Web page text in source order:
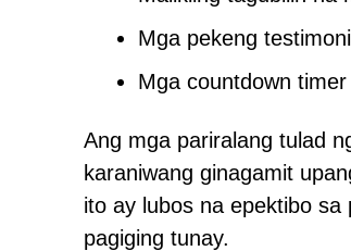
Mga pekeng
Mga countdown
Ang mga pariralang tulad
karaniwang ginagamit
ito ay lubos na epektibo
pagiging tunay.